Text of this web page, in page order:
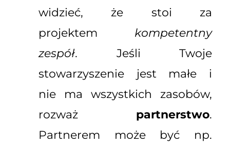
widzieć, że stoi za
projektem kompetentny
zespół. Jeśli Twoje
stowarzyszenie jest małe i
nie ma wszystkich zasobów,
rozważ partnerstwo.
Partnerem może być np.